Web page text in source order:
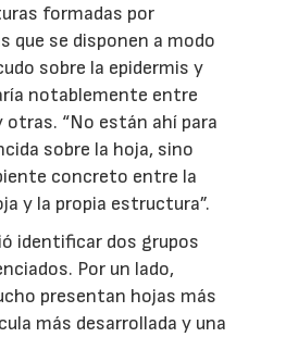
formadas por
que se disponen a modo
sobre la epidermis y
notablemente entre
otras. “No están ahí para
sobre la hoja, sino
concreto entre la
y la propia estructura”.
identificar dos grupos
Por un lado,
presentan hojas más
más desarrollada y una